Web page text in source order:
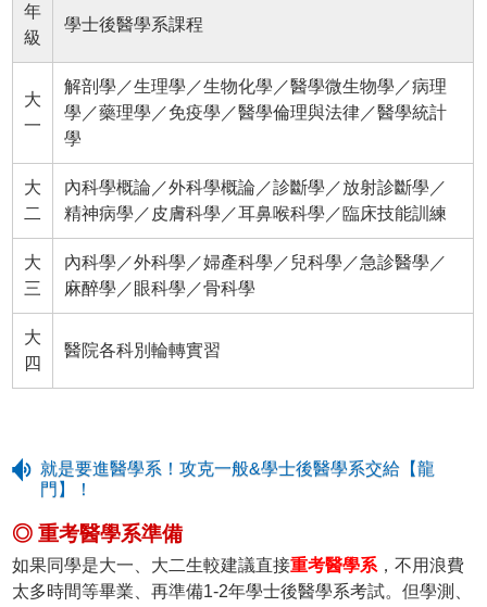
年
級
學士後醫學系課程
大
一
解剖學／生理學／生物化學／醫學微生物學／病理
學／藥理學／免疫學／醫學倫理與法律／醫學統計
學
大
二
內科學概論／外科學概論／診斷學／放射診斷學／
精神病學／皮膚科學／耳鼻喉科學／臨床技能訓練
大
三
內科學／外科學／婦產科學／兒科學／急診醫學／
麻醉學／眼科學／骨科學
大
四
醫院各科別輪轉實習
就是要進醫學系！攻克一般&學士後醫學系交給【龍
門】！
◎ 重考醫學系準備
如果同學是大一、大二生較建議直接重考醫學系 ，不用浪費
太多時間等畢業、再準備1-2年學士後醫學系考試。但學測、